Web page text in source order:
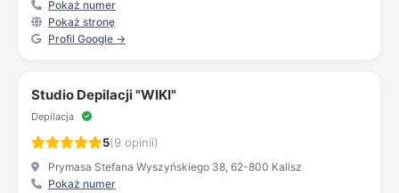
Pokaż numer
Pokaż stronę
Profil Google →
Studio Depilacji "WIKI"
Depilacja
5(9 opinii)
Prymasa Stefana Wyszyńskiego 38, 62-800 Kalisz
Pokaż numer